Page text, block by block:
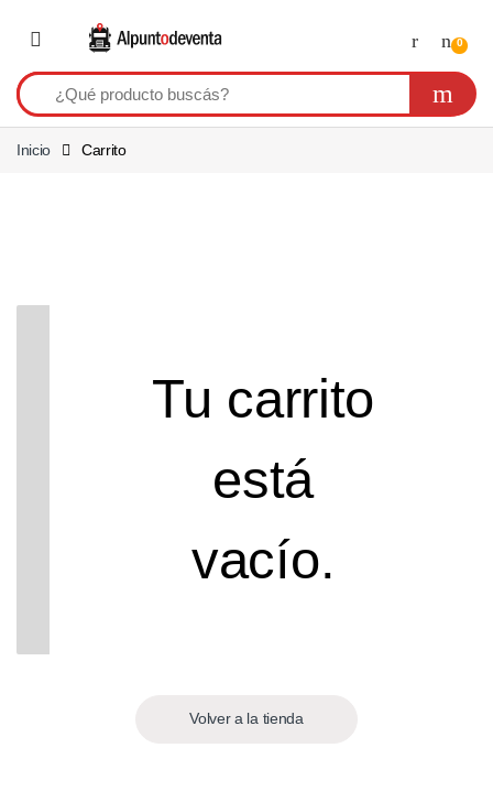
0
Inicio Carrito
Tu carrito
está
vacío.
Volver a la tienda